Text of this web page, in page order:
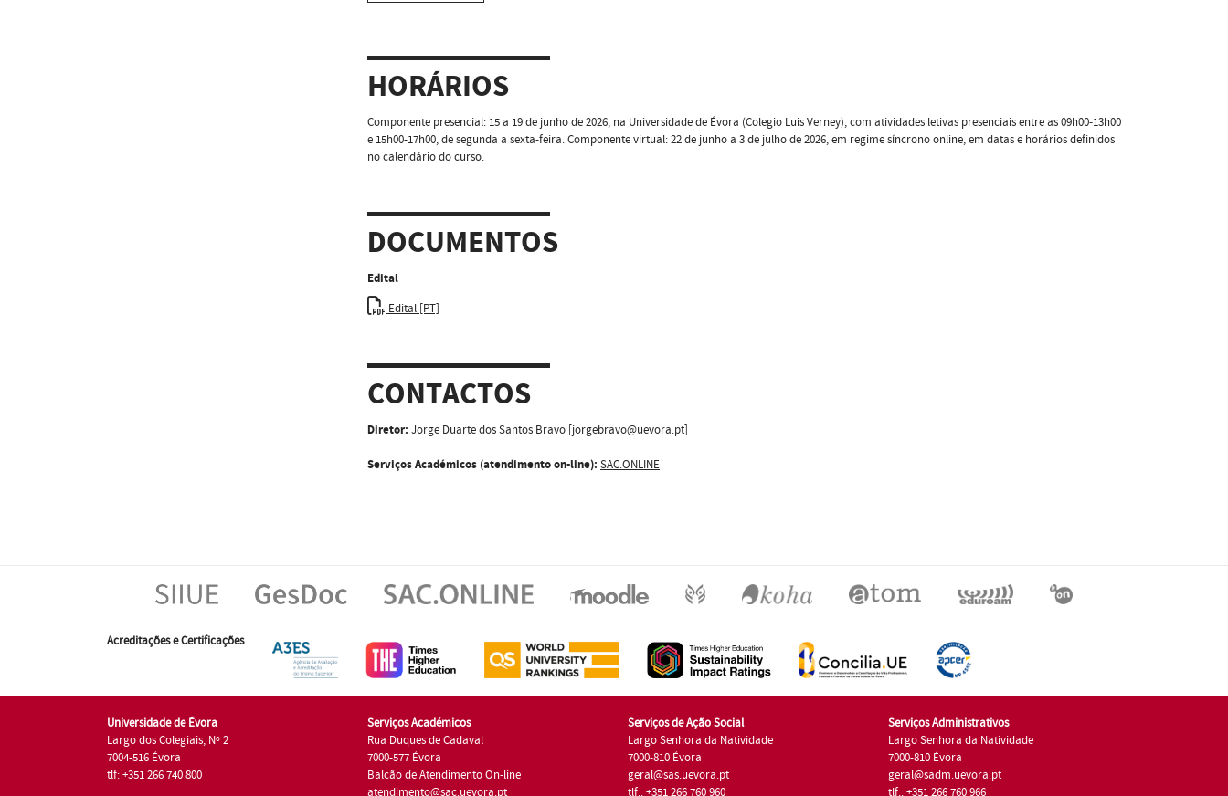
HORÁRIOS
Componente presencial: 15 a 19 de junho de 2026, na Universidade de Évora (Colegio Luis Verney), com atividades letivas presenciais entre as 09h00-13h00
e 15h00-17h00, de segunda a sexta-feira. Componente virtual: 22 de junho a 3 de julho de 2026, em regime síncrono online, em datas e horários definidos
no calendário do curso.
DOCUMENTOS
Edital
Edital [PT]
CONTACTOS
Diretor: Jorge Duarte dos Santos Bravo [jorgebravo@uevora.pt]
Serviços Académicos (atendimento on-line): SAC.ONLINE
Acreditações e Certificações
Universidade de Évora
Largo dos Colegiais, Nº 2
7004-516 Évora
tlf: +351 266 740 800
Serviços Académicos
Rua Duques de Cadaval
7000-577 Évora
Balcão de Atendimento On-line
atendimento@sac.uevora.pt
Serviços de Ação Social
Largo Senhora da Natividade
7000-810 Évora
geral@sas.uevora.pt
tlf.: +351 266 760 960
Serviços Administrativos
Largo Senhora da Natividade
7000-810 Évora
geral@sadm.uevora.pt
tlf.: +351 266 760 966